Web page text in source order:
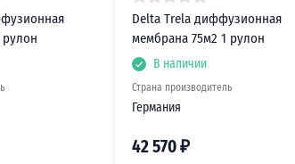
Delta Trela диффузионная
мембрана 75м2 1 рулон
В наличии
Страна производитель
Германия
42 570₽